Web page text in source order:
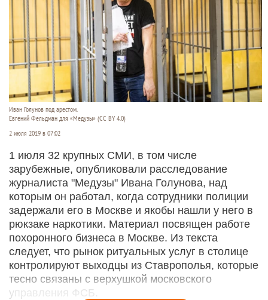
Иван Голунов под арестом.
Евгений Фельдман для «Медузы» (CC BY 4.0)
2 июля 2019 в 07:02
1 июля 32 крупных СМИ, в том числе
зарубежные, опубликовали расследование
журналиста "Медузы" Ивана Голунова, над
которым он работал, когда сотрудники полиции
задержали его в Москве и якобы нашли у него в
рюкзаке наркотики. Материал посвящен работе
похоронного бизнеса в Москве. Из текста
следует, что рынок ритуальных услуг в столице
контролируют выходцы из Ставрополья, которые
тесно связаны с верхушкой московского
управления ФСБ.